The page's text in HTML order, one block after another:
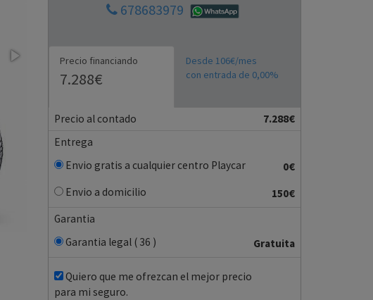
678683979
Precio financiando
7.288€
Desde 106€/mes
con entrada de 0,00%
Precio al contado
7.288€
Entrega
Envio gratis a cualquier centro Playcar
0€
Envio a domicilio
150€
Garantia
Garantia legal ( 36 )
Gratuita
Quiero que me ofrezcan el mejor precio
para mi seguro.